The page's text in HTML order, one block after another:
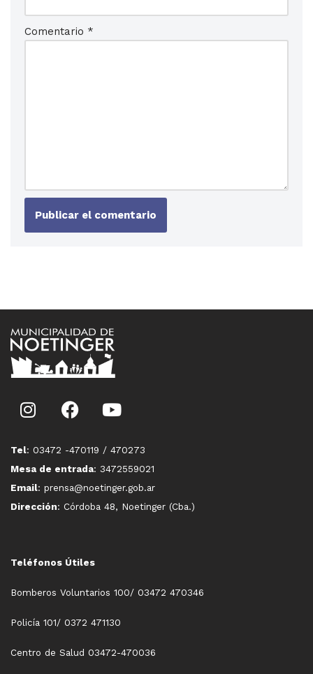
Comentario *
Tel: 03472 -470119 / 470273
Mesa de entrada: 3472559021
Email: prensa@noetinger.gob.ar
Dirección: Córdoba 48, Noetinger (Cba.)
Teléfonos Útiles
Bomberos Voluntarios 100/ 03472 470346
Policía 101/ 0372 471130
Centro de Salud 03472-470036